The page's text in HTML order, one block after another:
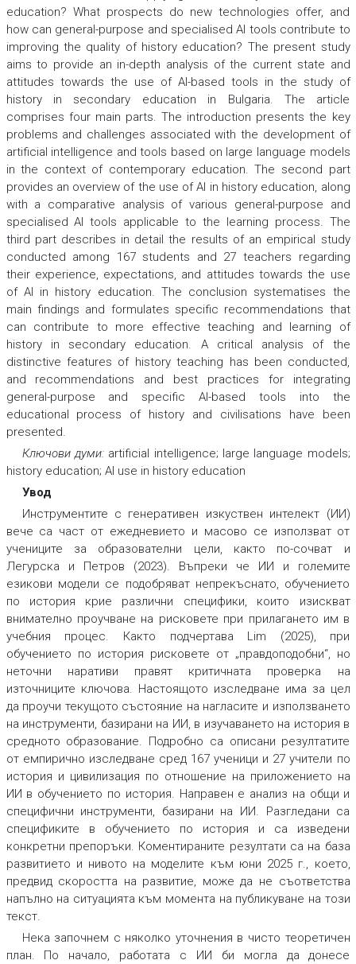
education? What prospects do new technologies offer, and
how can general-purpose and specialised AI tools contribute to
improving the quality of history education? The present study
aims to provide an in-depth analysis of the current state and
attitudes towards the use of AI-based tools in the study of
history in secondary education in Bulgaria. The article
comprises four main parts. The introduction presents the key
problems and challenges associated with the development of
artificial intelligence and tools based on large language models
in the context of contemporary education. The second part
provides an overview of the use of AI in history education, along
with a comparative analysis of various general-purpose and
specialised AI tools applicable to the learning process. The
third part describes in detail the results of an empirical study
conducted among 167 students and 27 teachers regarding
their experience, expectations, and attitudes towards the use
of AI in history education. The conclusion systematises the
main findings and formulates specific recommendations that
can contribute to more effective teaching and learning of
history in secondary education. A critical analysis of the
distinctive features of history teaching has been conducted,
and recommendations and best practices for integrating
general-purpose and specific AI-based tools into the
educational process of history and civilisations have been
presented.
Ключови думи: artificial intelligence; large language models;
history education; AI use in history education
Увод
Инструментите с генеративен изкуствен интелект (ИИ)
вече са част от ежедневието и масово се използват от
учениците за образователни цели, както по-сочват и
Легурска и Петров (2023). Въпреки че ИИ и големите
езикови модели се подобряват непрекъснато, обучението
по история крие различни специфики, които изискват
внимателно проучване на рисковете при прилагането им в
учебния процес. Както подчертава Lim (2025), при
обучението по история рисковете от „правдоподобни“, но
неточни наративи правят критичната проверка на
източниците ключова. Настоящото изследване има за цел
да проучи текущото състояние на нагласите и използването
на инструменти, базирани на ИИ, в изучаването на история в
средното образование. Подробно са описани резултатите
от емпирично изследване сред 167 ученици и 27 учители по
история и цивилизация по отношение на приложението на
ИИ в обучението по история. Направен е анализ на общи и
специфични инструменти, базирани на ИИ. Разгледани са
спецификите в обучението по история и са изведени
конкретни препоръки. Коментираните резултати са на база
развитието и нивото на моделите към юни 2025 г., което,
предвид скоростта на развитие, може да не съответства
напълно на ситуацията към момента на публикуване на този
текст.
Нека започнем с няколко уточнения в чисто теоретичен
план. По начало, работата с ИИ би могла да донесе